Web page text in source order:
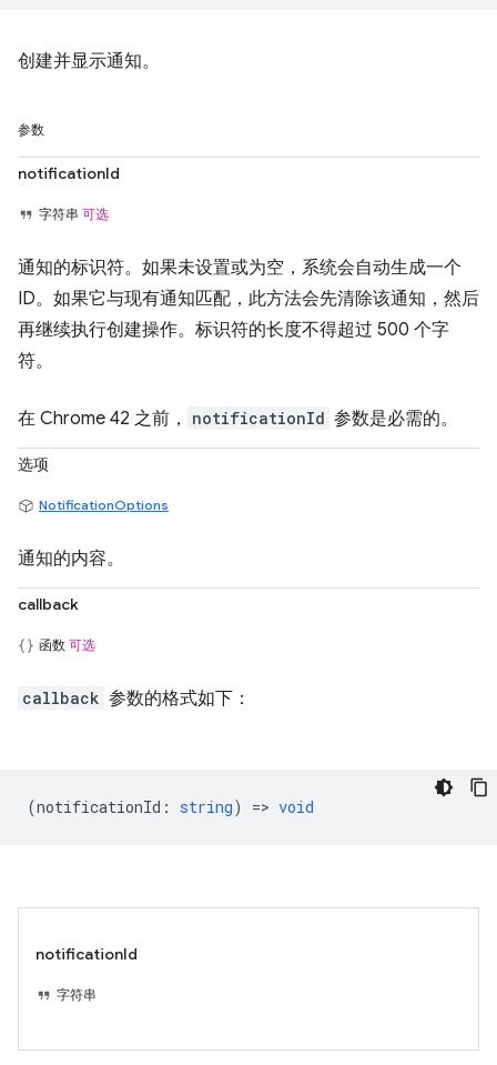
创建并显示通知。
参数
notificationId
字符串 可选
通知的标识符。如果未设置或为空，系统会自动生成一个
ID。如果它与现有通知匹配，此方法会先清除该通知，然后
再继续执行创建操作。标识符的长度不得超过 500 个字
符。
在 Chrome 42 之前， notificationId 参数是必需的。
选项
NotificationOptions
通知的内容。
callback
函数 可选
callback 参数的格式如下：
(notificationId : string) => void
notificationId
字符串